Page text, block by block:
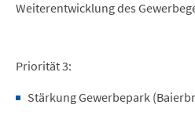
Weiterentwicklung des
Priorität 3:
Stärkung Gewerbepark